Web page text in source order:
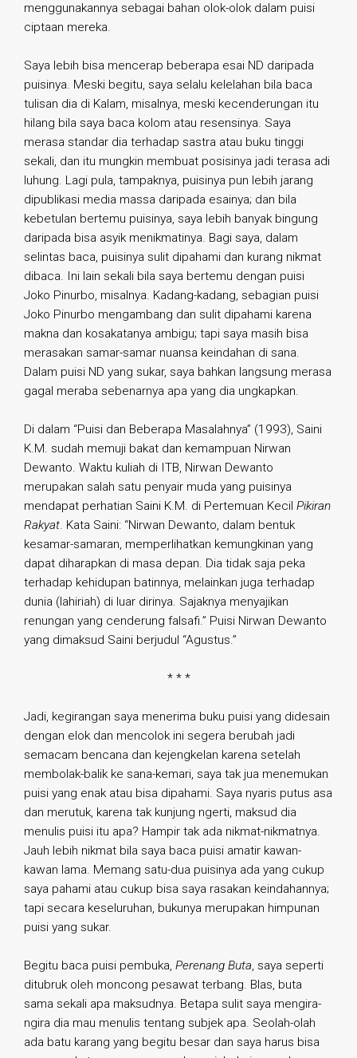
menggunakannya sebagai bahan olok-olok dalam puisi
ciptaan mereka.
Saya lebih bisa mencerap beberapa esai ND daripada
puisinya. Meski begitu, saya selalu kelelahan bila baca
tulisan dia di Kalam, misalnya, meski kecenderungan itu
hilang bila saya baca kolom atau resensinya. Saya
merasa standar dia terhadap sastra atau buku tinggi
sekali, dan itu mungkin membuat posisinya jadi terasa adi
luhung. Lagi pula, tampaknya, puisinya pun lebih jarang
dipublikasi media massa daripada esainya; dan bila
kebetulan bertemu puisinya, saya lebih banyak bingung
daripada bisa asyik menikmatinya. Bagi saya, dalam
selintas baca, puisinya sulit dipahami dan kurang nikmat
dibaca. Ini lain sekali bila saya bertemu dengan puisi
Joko Pinurbo, misalnya. Kadang-kadang, sebagian puisi
Joko Pinurbo mengambang dan sulit dipahami karena
makna dan kosakatanya ambigu; tapi saya masih bisa
merasakan samar-samar nuansa keindahan di sana.
Dalam puisi ND yang sukar, saya bahkan langsung merasa
gagal meraba sebenarnya apa yang dia ungkapkan.
Di dalam “Puisi dan Beberapa Masalahnya” (1993), Saini
K.M. sudah memuji bakat dan kemampuan Nirwan
Dewanto. Waktu kuliah di ITB, Nirwan Dewanto
merupakan salah satu penyair muda yang puisinya
mendapat perhatian Saini K.M. di Pertemuan Kecil Pikiran
Rakyat. Kata Saini: “Nirwan Dewanto, dalam bentuk
kesamar-samaran, memperlihatkan kemungkinan yang
dapat diharapkan di masa depan. Dia tidak saja peka
terhadap kehidupan batinnya, melainkan juga terhadap
dunia (lahiriah) di luar dirinya. Sajaknya menyajikan
renungan yang cenderung falsafi.” Puisi Nirwan Dewanto
yang dimaksud Saini berjudul “Agustus.”
* * *
Jadi, kegirangan saya menerima buku puisi yang didesain
dengan elok dan mencolok ini segera berubah jadi
semacam bencana dan kejengkelan karena setelah
membolak-balik ke sana-kemari, saya tak jua menemukan
puisi yang enak atau bisa dipahami. Saya nyaris putus asa
dan merutuk, karena tak kunjung ngerti, maksud dia
menulis puisi itu apa? Hampir tak ada nikmat-nikmatnya.
Jauh lebih nikmat bila saya baca puisi amatir kawan-
kawan lama. Memang satu-dua puisinya ada yang cukup
saya pahami atau cukup bisa saya rasakan keindahannya;
tapi secara keseluruhan, bukunya merupakan himpunan
puisi yang sukar.
Begitu baca puisi pembuka, Perenang Buta, saya seperti
ditubruk oleh moncong pesawat terbang. Blas, buta
sama sekali apa maksudnya. Betapa sulit saya mengira-
ngira dia mau menulis tentang subjek apa. Seolah-olah
ada batu karang yang begitu besar dan saya harus bisa